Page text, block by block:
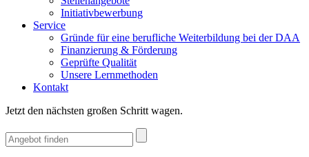
Initiativbewerbung
Service
Gründe für eine berufliche Weiterbildung bei der DAA
Finanzierung & Förderung
Geprüfte Qualität
Unsere Lernmethoden
Kontakt
Jetzt den nächsten großen Schritt wagen.